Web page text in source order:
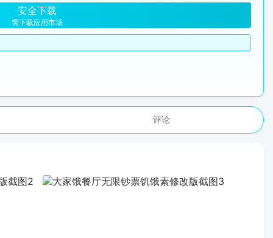
安全下载
需下载应用市场
评论